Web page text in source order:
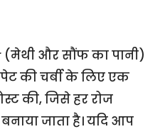
(मेथी और सौंफ का पानी)
की चर्बी के लिए एक
की, जिसे हर रोज
जाता है। यदि आप